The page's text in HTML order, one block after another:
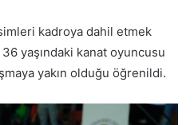
kadroya dahil etmek
yaşındaki kanat oyuncusu
yakın olduğu öğrenildi.